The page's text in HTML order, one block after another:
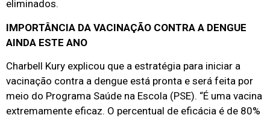
eliminados.
IMPORTÂNCIA DA VACINAÇÃO CONTRA A DENGUE
AINDA ESTE ANO
Charbell Kury explicou que a estratégia para iniciar a
vacinação contra a dengue está pronta e será feita por
meio do Programa Saúde na Escola (PSE). “É uma vacina
extremamente eficaz. O percentual de eficácia é de 80%